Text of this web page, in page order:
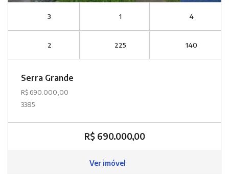
3 1 4
2 225 140
Serra Grande
R$ 690.000,00
3385
R$ 690.000,00
Ver imóvel